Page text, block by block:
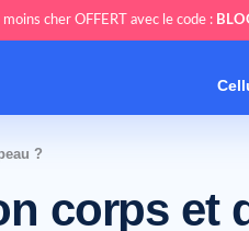
cher OFFERT avec le code :
?
corps et